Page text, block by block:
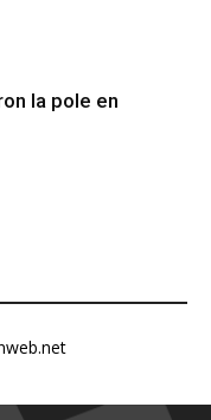
la pole en